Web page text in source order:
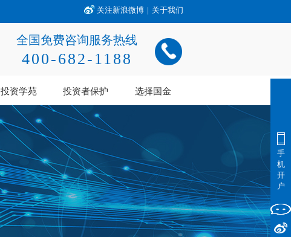
关注新浪微博 | 关于我们
全国免费咨询服务热线
400-682-1188
投资学苑 投资者保护 选择国金
手
机
开
户